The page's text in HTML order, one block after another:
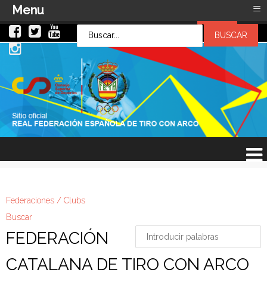
Federaciones / Clubs
Buscar
FEDERACIÓN
CATALANA DE TIRO CON ARCO
LOG INOR
Contraseña
Recuérdeme
Menu ≡